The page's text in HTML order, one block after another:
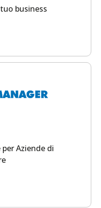
business
Aziende di